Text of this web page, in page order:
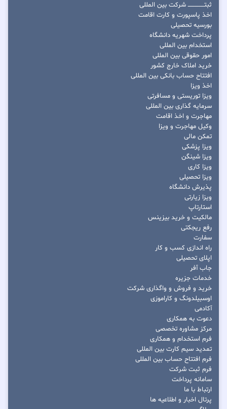
ثبتــــــــــــــــ شرکت بین المللی
اخذ پاسپورت و کارت اقامت
بورسیه تحصیلی
پرداخت شهریه دانشگاه
استخدام بین المللی
امور حقوقی بین المللی
خرید املاک خارج کشور
افتتاح حساب بانکی بین المللی
اخذ ویزا
ویزا توریستی و مسافرتی
سرمایه گذاری بین المللی
مهاجرت و اخذ اقامت
وکیل مهاجرت و ویزا
تمکن مالی
ویزا پزشکی
ویزا شینگن
ویزا کاری
ویزا تحصیلی
پذیرش دانشگاه
ویزا زیارتی
استارتاپ
مالکیت و خرید بیزینس
رفع ریجکتی
سفارت
راه اندازی کسب و کار
اپلای تحصیلی
جاب آفر
خدمات جزیره
خرید و فروش و واگذاری شرکت
اوسبیلدونگ و کاراموزی
آکادمی
دعوت به همکاری
مرکز مشاوره تخصصی
فرم استخدام و همکاری
تمدید سیم کارت بین المللی
فرم افتتاح حساب بین المللی
فرم ثبت شرکت
سامانه پرداخت
ارتباط با ما
پرتال اخبار و اطلاعیه ها